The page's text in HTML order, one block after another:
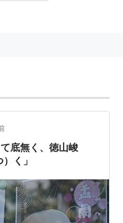
のこと
底無く、徳山峻
く」